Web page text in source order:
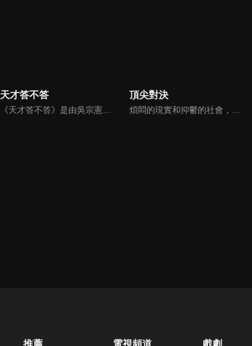
天才答不答
《天才答不答》是由吳宗憲和吳怡霈共同主持的益智節目。節目設立高額的獎金來考驗藝人們真實的人性，同時將題目立體化，讓你身歷其境去冒險答題。更有哪些出乎意料的處罰，讓藝人羞愧的不想再答錯！一個最接近「人性」與「真實」的益智節目，現在就讓吳宗憲帶你輕鬆玩轉知識。
頂尖對決
煩悶的現實和抑鬱的社會，你需要的就是笑、大聲笑、開口笑，《頂尖對決》就要你笑到落ㄟ骸，最具綜藝實力的庹宗康，和喜感十足的納豆各自領軍對抗，藝人搞笑pk笑果十足，《頂尖對決》讓你忘掉一週煩惱！
推薦 電視頻道 戲劇